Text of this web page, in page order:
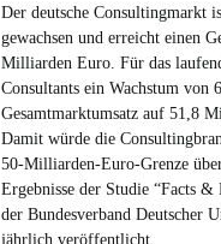
Der deutsche Consultingmarkt
gewachsen und erreicht einen
Milliarden Euro. Für das
Consultants ein Wachstum von
Gesamtmarktumsatz auf 51,8
Damit würde die
50-Milliarden-Euro-Grenze
Ergebnisse der Studie “Facts
der Bundesverband Deutscher
jährlich veröffentlicht.